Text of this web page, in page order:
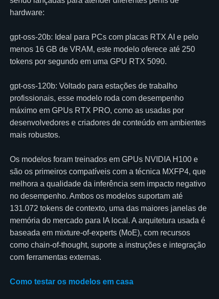
hardware:
gpt-oss-20b: Ideal para PCs com placas RTX AI e pelo
menos 16 GB de VRAM, este modelo oferece até 250
tokens por segundo em uma GPU RTX 5090.
gpt-oss-120b: Voltado para estações de trabalho
profissionais, esse modelo roda com desempenho
máximo em GPUs RTX PRO, como as usadas por
desenvolvedores e criadores de conteúdo em ambientes
mais robustos.
Os modelos foram treinados em GPUs NVIDIA H100 e
são os primeiros compatíveis com a técnica MXFP4, que
melhora a qualidade da inferência sem impacto negativo
no desempenho. Ambos os modelos suportam até
131.072 tokens de contexto, uma das maiores janelas de
memória do mercado para IA local. A arquitetura usada é
baseada em mixture-of-experts (MoE), com recursos
como chain-of-thought, suporte a instruções e integração
com ferramentas externas.
Como testar os modelos em casa